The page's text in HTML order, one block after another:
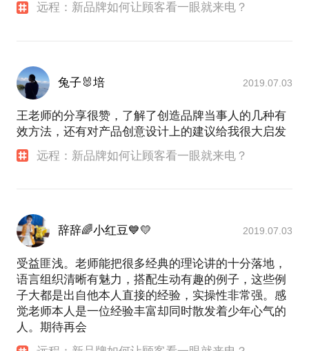
远程：新品牌如何让顾客看一眼就来电？
兔子🐰培 2019.07.03
王老师的分享很赞，了解了创造品牌当事人的几种有
效方法，还有对产品创意设计上的建议给我很大启发
远程：新品牌如何让顾客看一眼就来电？
辞辞🌈小红豆💙💛 2019.07.03
受益匪浅。老师能把很多经典的理论讲的十分落地，
语言组织清晰有魅力，搭配生动有趣的例子，这些例
子大都是出自他本人直接的经验，实操性非常强。感
觉老师本人是一位经验丰富却同时散发着少年心气的
人。期待再会